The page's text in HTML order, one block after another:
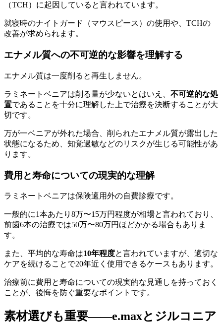
（TCH）に起因していると言われています。
就寝時のナイトガード（マウスピース）の使用や、TCHの
改善が求められます。
エナメル質への不可逆的な影響を理解する
エナメル質は一度削ると再生しません。
ラミネートベニアは削る量が少ないとはいえ、 不可逆的な処
置であることを十分に理解した上で治療を決断することが大
切です。
万が一ベニアが外れた場合、削られたエナメル質が露出した
状態になるため、知覚過敏などのリスクが生じる可能性があ
ります。
費用と寿命についての現実的な理解
ラミネートベニアは保険適用外の自費診療です。
一般的に1本あたり8万〜15万円程度が相場と言われており、
前歯6本の治療では50万〜80万円ほどかかる場合もありま
す。
また、平均的な寿命は10年程度と言われていますが、適切な
ケアを続けることで20年近く使用できるケースもあります。
治療前に費用と寿命についての現実的な見通しを持っておく
ことが、後悔を防ぐ重要なポイントです。
素材選びも重要——e.maxとジルコニア